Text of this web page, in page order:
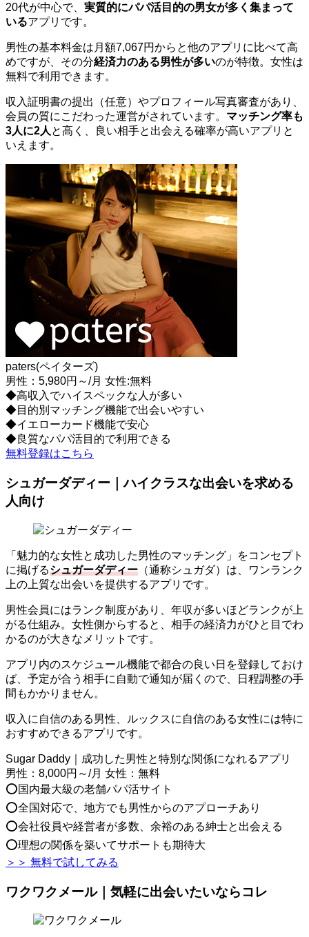
20代が中心で、 実質的にパパ活目的の男女が多く集まって
いるアプリです。
男性の基本料金は月額7,067円からと他のアプリに比べて高
めですが、その分経済力のある男性が多いのが特徴。女性は
無料で利用できます。
収入証明書の提出（任意）やプロフィール写真審査があり、
会員の質にこだわった運営がされています。 マッチング率も
3人に2人と高く、良い相手と出会える確率が高いアプリと
いえます。
paters(ペイターズ)
男性：5,980円～/月 女性:無料
◆高収入でハイスペックな人が多い
◆目的別マッチング機能で出会いやすい
◆イエローカード機能で安心
◆良質なパパ活目的で利用できる
無料登録はこちら
シュガーダディー｜ハイクラスな出会いを求める
人向け
「魅力的な女性と成功した男性のマッチング」をコンセプト
に掲げるシュガーダディー （通称シュガダ）は、ワンランク
上の上質な出会いを提供するアプリです。
男性会員にはランク制度があり、年収が多いほどランクが上
がる仕組み。女性側からすると、相手の経済力がひと目でわ
かるのが大きなメリットです。
アプリ内のスケジュール機能で都合の良い日を登録しておけ
ば、予定が合う相手に自動で通知が届くので、日程調整の手
間もかかりません。
収入に自信のある男性、ルックスに自信のある女性には特に
おすすめできるアプリです。
Sugar Daddy｜成功した男性と特別な関係になれるアプリ
男性：8,000円～/月 女性：無料
⭕国内最大級の老舗パパ活サイト
⭕全国対応で、地方でも男性からのアプローチあり
⭕会社役員や経営者が多数、余裕のある紳士と出会える
⭕理想の関係を築いてサポートも期待大
＞＞ 無料で試してみる
ワクワクメール｜気軽に出会いたいならコレ